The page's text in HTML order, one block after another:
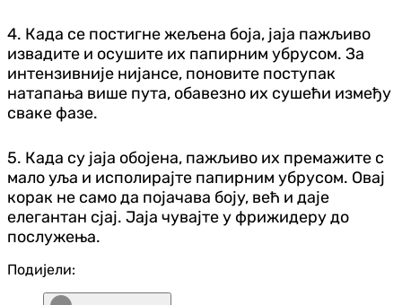
4. Када се постигне жељена боја, јаја пажљиво
извадите и осушите их папирним убрусом. За
интензивније нијансе, поновите поступак
натапања више пута, обавезно их сушећи између
сваке фазе.
5. Када су јаја обојена, пажљиво их премажите с
мало уља и исполирајте папирним убрусом. Овај
корак не само да појачава боју, већ и даје
елегантан сјај. Јаја чувајте у фрижидеру до
послужења.
Подијели: